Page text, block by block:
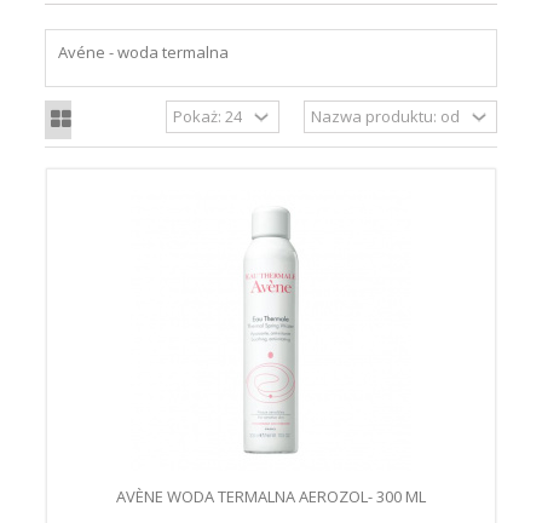
Avéne - woda termalna
AVÈNE WODA TERMALNA AEROZOL- 300 ML